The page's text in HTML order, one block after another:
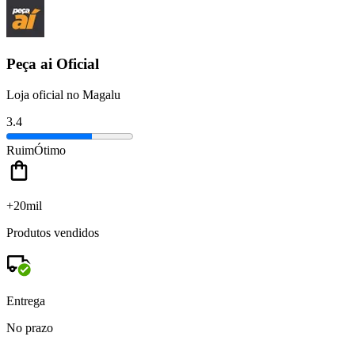
Peça ai Oficial
Loja oficial no Magalu
3.4
RuimÓtimo
+20mil
Produtos vendidos
Entrega
No prazo